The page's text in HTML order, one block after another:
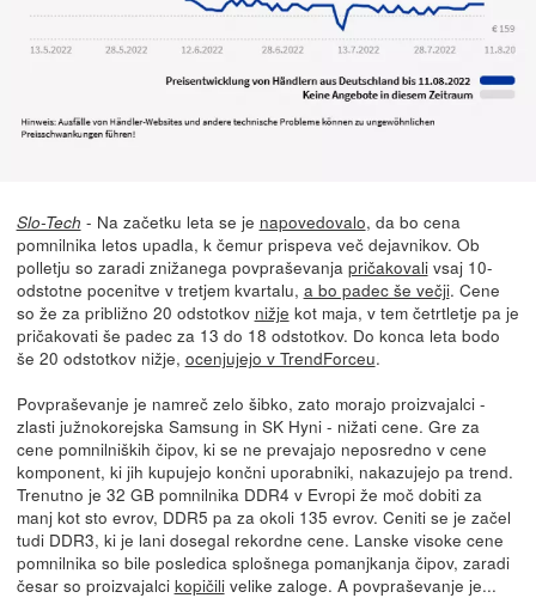
Slo-Tech - Na začetku leta se je napovedovalo, da bo cena
pomnilnika letos upadla, k čemur prispeva več dejavnikov. Ob
polletju so zaradi znižanega povpraševanja pričakovalivsaj 10-
odstotne pocenitve v tretjem kvartalu, a bo padec še večji. Cene
so že za približno 20 odstotkov nižje kot maja, v tem četrtletje pa je
pričakovati še padec za 13 do 18 odstotkov. Do konca leta bodo
še 20 odstotkov nižje, ocenjujejo v TrendForceu.
Povpraševanje je namreč zelo šibko, zato morajo proizvajalci -
zlasti južnokorejska Samsung in SK Hyni - nižati cene. Gre za
cene pomnilniških čipov, ki se ne prevajajo neposredno v cene
komponent, ki jih kupujejo končni uporabniki, nakazujejo pa trend.
Trenutno je 32 GB pomnilnika DDR4 v Evropi že moč dobiti za
manj kot sto evrov, DDR5 pa za okoli 135 evrov. Ceniti se je začel
tudi DDR3, ki je lani dosegal rekordne cene. Lanske visoke cene
pomnilnika so bile posledica splošnega pomanjkanja čipov, zaradi
česar so proizvajalci kopičilivelike zaloge. A povpraševanje je...